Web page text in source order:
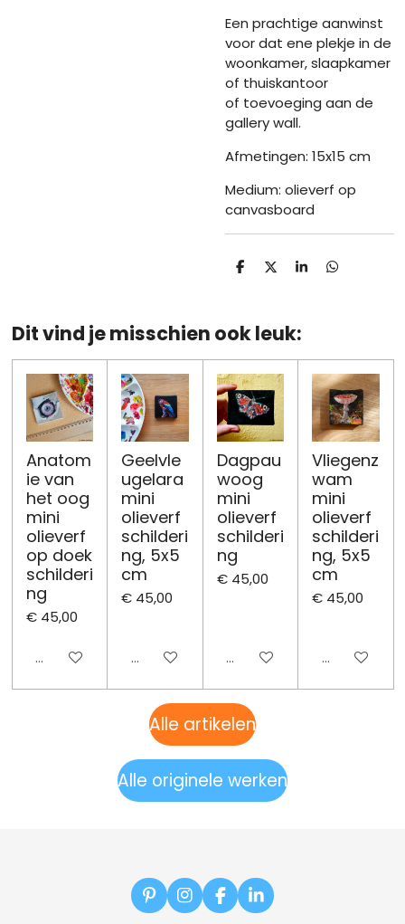
Een prachtige aanwinst
voor dat ene plekje in de
woonkamer, slaapkamer
of thuiskantoor
of toevoeging aan de
gallery wall.
Afmetingen: 15x15 cm
Medium: olieverf op
canvasboard
D
n
D S
e
D
Dit vind je misschien ook leuk:
Anatom
ie van
het oog
mini
olieverf
op doek
schilderi
ng
€ 45,00
Uitgeschakeld
Geelvle
ugelara
mini
olieverf
schilderi
ng, 5x5
cm
€ 45,00
Uitgeschakeld
Dagpau
woog
mini
olieverf
schilderi
ng
€ 45,00
Uitgeschakeld
Vliegenz
wam
mini
olieverf
schilderi
ng, 5x5
cm
€ 45,00
Alle artikelen
Alle originele werken
P
i
I
n
F
a
L
i